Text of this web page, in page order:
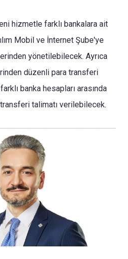
hizmetle farklı bankalara ait
Mobil ve İnternet Şube'ye
yönetilebilecek. Ayrıca
düzenli para transferi
banka hesapları arasında
talimatı verilebilecek.